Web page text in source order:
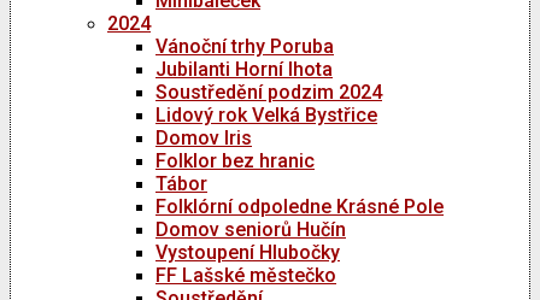
2024
Vánoční trhy Poruba
Jubilanti Horní lhota
Soustředění podzim 2024
Lidový rok Velká Bystřice
Domov Iris
Folklor bez hranic
Tábor
Folklórní odpoledne Krásné Pole
Domov seniorů Hučín
Vystoupení Hlubočky
FF Lašské městečko